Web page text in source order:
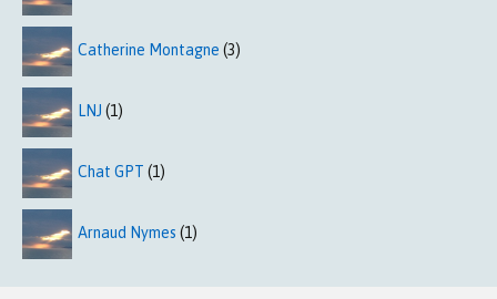
Catherine Montagne (3)
LNJ (1)
Chat GPT (1)
Arnaud Nymes (1)